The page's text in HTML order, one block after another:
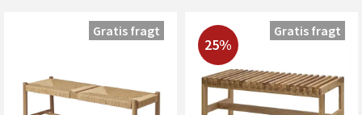
Gratis fragt
25%
Gratis fragt